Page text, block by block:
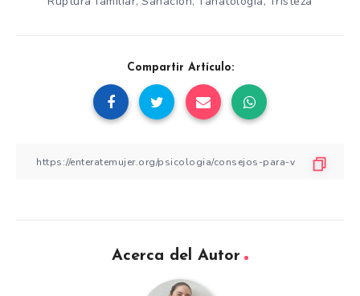
Compartir Artículo:
Acerca del Autor